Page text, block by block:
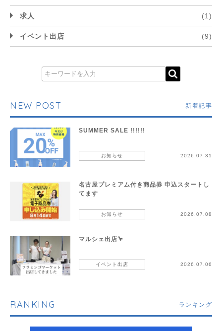
求人 (1)
イベント出店 (9)
NEW POST 新着記事
SUMMER SALE !!!!!!
お知らせ 2026.07.31
名古屋プレミアム付き商品券 申込スタートし
てます
お知らせ 2026.07.08
マルシェ出店🦩
イベント出店 2026.07.06
RANKING ランキング